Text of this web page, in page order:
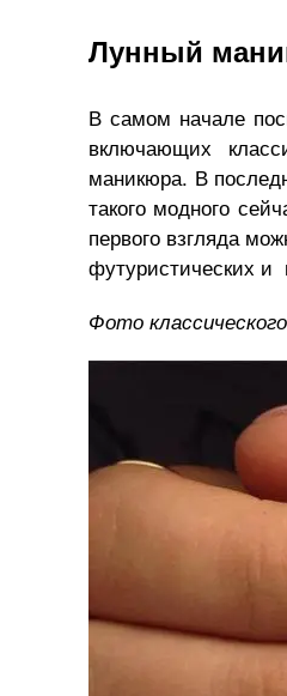
Лунный
В самом начале
включающих
маникюра. В
такого модного
первого взгляда
футуристических и
Фото